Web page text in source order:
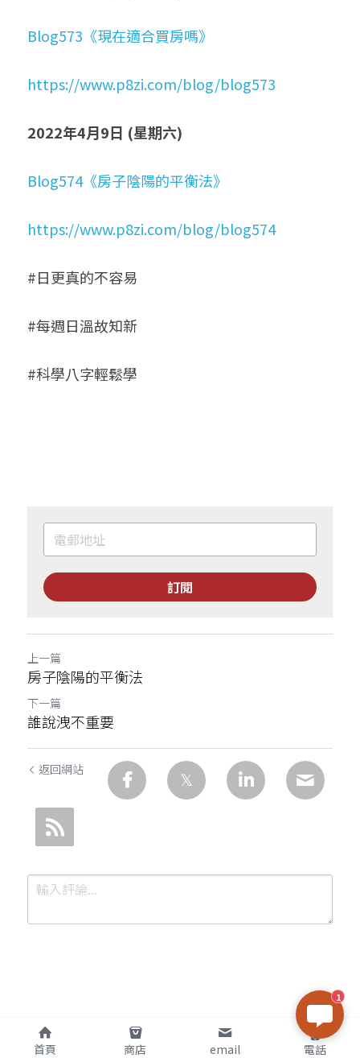
Blog573《現在適合買房嗎》
https://www.p8zi.com/blog/blog573
2022年4月9日 (星期六)
Blog574《房子陰陽的平衡法》
https://www.p8zi.com/blog/blog574
#日更真的不容易
#每週日溫故知新
#科學八字輕鬆學
訂閱
上一篇
房子陰陽的平衡法
下一篇
誰說洩不重要
返回網站
提交
1
首頁 商店 email 電話